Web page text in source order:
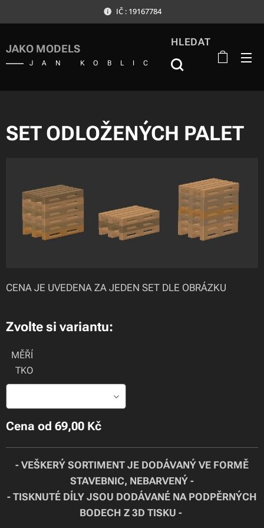
IČ : 19167784
JAKO MODELS
JAN KOBLIC
HLEDAT
SET ODLOŽENÝCH PALET
CENA JE UVEDENA ZA JEDEN SET DLE OBRÁZKU
Zvolte si variantu:
MĚŘÍ
TKO
Cena od 69,00 Kč
- VEŠKERÝ SORTIMENT JE DODÁVANÝ VE FORMĚ
STAVEBNIC, NEBARVENÝ -
- TISKNUTÉ DÍLY JSOU DODÁVANÉ NA PODPĚRNÝCH
BODECH Z 3D TISKU -